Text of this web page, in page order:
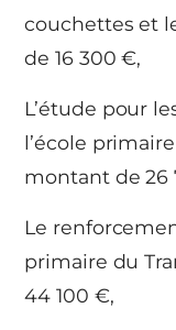
couchettes et
de 16 300 €,
L’étude pour
l’école
montant de 26
Le
primaire du
44 100 €,